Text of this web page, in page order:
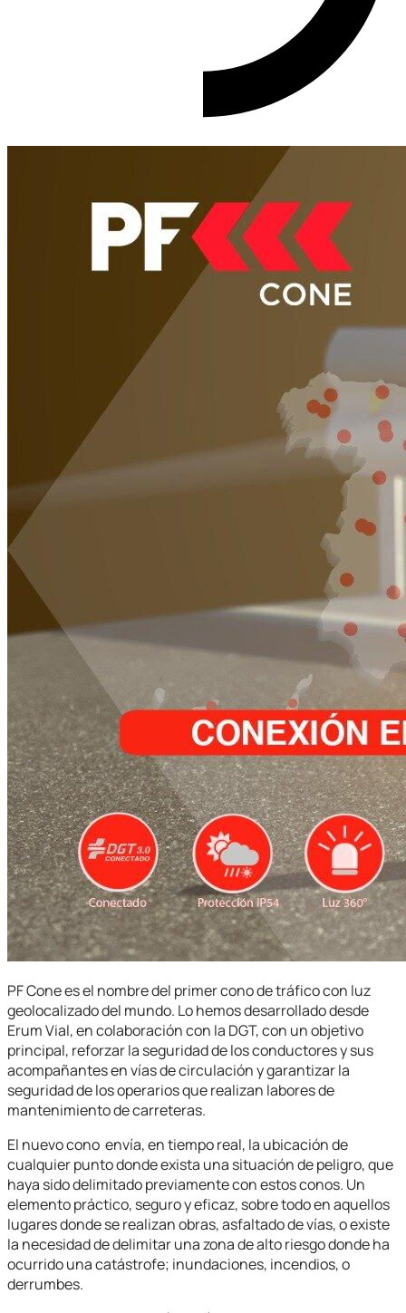
PF Cone es el nombre del primer cono de tráfico con luz
geolocalizado del mundo. Lo hemos desarrollado desde
Erum Vial, en colaboración con la DGT, con un objetivo
principal, reforzar la seguridad de los conductores y sus
acompañantes en vías de circulación y garantizar la
seguridad de los operarios que realizan labores de
mantenimiento de carreteras.
El nuevo cono envía, en tiempo real, la ubicación de
cualquier punto donde exista una situación de peligro, que
haya sido delimitado previamente con estos conos. Un
elemento práctico, seguro y eficaz, sobre todo en aquellos
lugares donde se realizan obras, asfaltado de vías, o existe
la necesidad de delimitar una zona de alto riesgo donde ha
ocurrido una catástrofe; inundaciones, incendios, o
derrumbes.